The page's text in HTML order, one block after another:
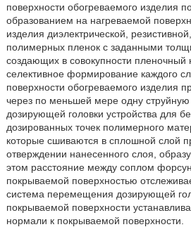
поверхности обогреваемого изделия
образованием на нагреваемой
изделия диэлектрической,
полимерных пленок с заданными
создающих в совокупности пленочный
селективное формирование каждого
поверхности обогреваемого изделия
через по меньшей мере одну
дозирующей головки устройства для
дозированных точек полимерного
которые сшиваются в сплошной слой
отверждении нанесенного слоя,
этом расстояние между соплом
покрываемой поверхностью
система перемещения дозирующей
покрываемой поверхности
нормали к покрываемой поверхности.